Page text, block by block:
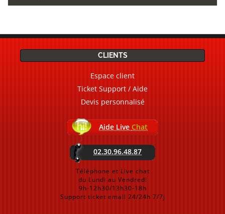
CLIENTS
Espace client
Ticket Support / Aide
Devis personnalisé
Aide Live Chat
02.30.96.48.87
Téléphone et Live chat
du Lundi au Vendredi
9h-12h30/13h30-18h
Support ticket email 24/24h 7/7j